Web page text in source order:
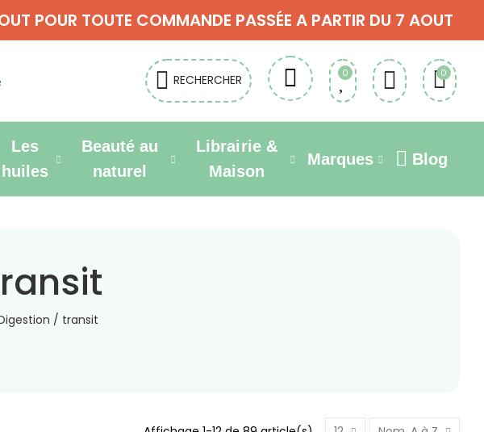
POUR TOUTE COMMANDE PASSÉE A PARTIR DU 7 AOUT
RECHERCHER 0 0
Les
huiles
Beauté au
naturel
Librairie &
Maison
Marques Blog
/ transit